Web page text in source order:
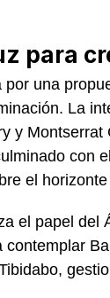
para
una
La
y
con
el
el papel del